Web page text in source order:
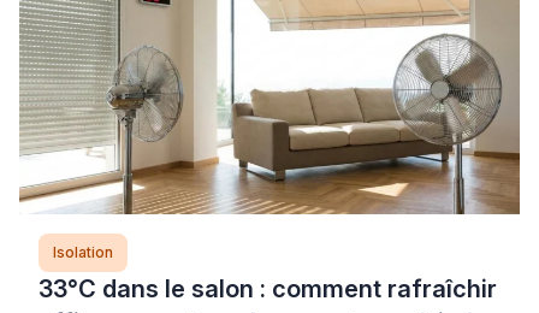
conformes aux normes, conditions indispensables
pour limiter la […]
Isolation
33°C dans le salon : comment rafraîchir